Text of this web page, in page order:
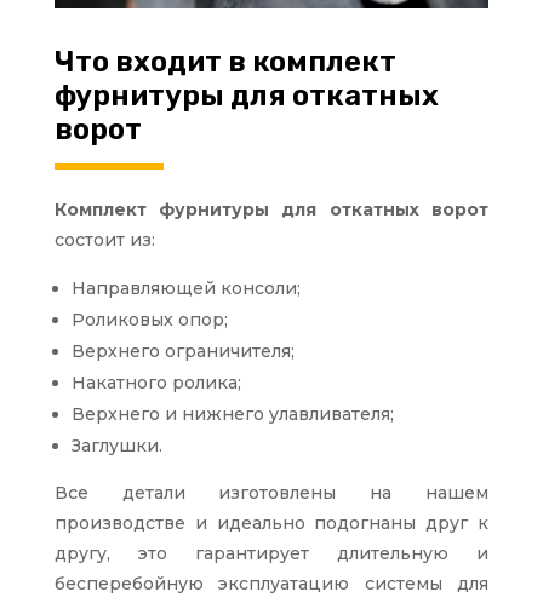
Что входит в комплект
фурнитуры для откатных
ворот
Комплект фурнитуры для откатных ворот
состоит из:
Направляющей консоли;
Роликовых опор;
Верхнего ограничителя;
Накатного ролика;
Верхнего и нижнего улавливателя;
Заглушки.
Все детали изготовлены на нашем
производстве и идеально подогнаны друг к
другу, это гарантирует длительную и
бесперебойную эксплуатацию системы для